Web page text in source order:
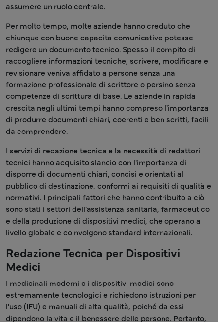
assumere un ruolo centrale.
Per molto tempo, molte aziende hanno creduto che
chiunque con buone capacità comunicative potesse
redigere un documento tecnico. Spesso il compito di
raccogliere informazioni tecniche, scrivere, modificare e
revisionare veniva affidato a persone senza una
formazione professionale di scrittore o persino senza
competenze di scrittura di base. Le aziende in rapida
crescita negli ultimi tempi hanno compreso l'importanza
di produrre documenti chiari, coerenti e ben scritti, facili
da comprendere.
I servizi di redazione tecnica e la necessità di redattori
tecnici hanno acquisito slancio con l'importanza di
disporre di documenti chiari, concisi e orientati al
pubblico di destinazione, conformi ai requisiti di qualità e
normativi. I principali fattori che hanno contribuito a ciò
sono stati i settori dell'assistenza sanitaria, farmaceutico
e della produzione di dispositivi medici, che operano a
livello globale e coinvolgono standard internazionali.
Redazione Tecnica per Dispositivi
Medici
I medicinali moderni e i dispositivi medici sono
estremamente tecnologici e richiedono istruzioni per
l'uso (IFU) e manuali di alta qualità, poiché da essi
dipendono la vita e il benessere delle persone. Pertanto,